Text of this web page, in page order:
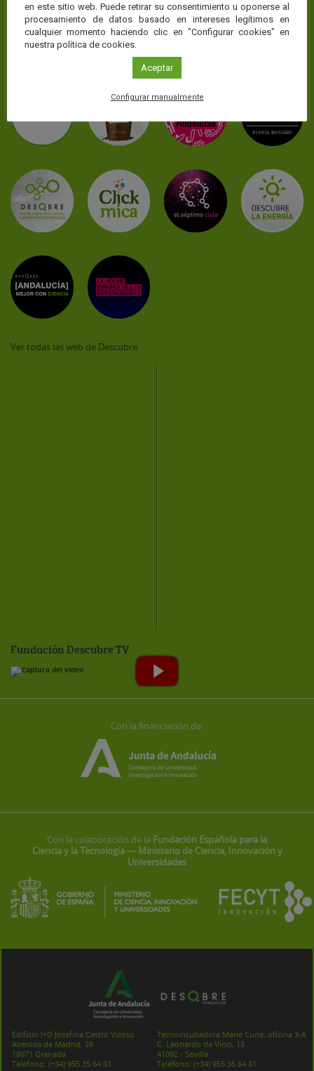
Web temáticas
La Fundación Descubre te ofrece toda la actualidad sobre ciencia y
conocimiento en CienciaDirecta, pero puedes profundizar en el área
de conocimiento que más te interese visitando nuestros portales
Ver todas las web de Descubre
Fundación Descubre TV
Con la financiación de:
Con la colaboración de la Fundación Española para la
Ciencia y la Tecnología — Ministerio de Ciencia, Innovación y
Universidades
Edificio I+D Josefina Castro Vizoso
Avenida de Madrid, 28
18071 Granada
Teléfono: (+34) 955 35 64 81
Tecnoincubadora Marie Curie, oficina 3-A
C. Leonardo da Vinci, 18
41092 - Sevilla
Teléfono: (+34) 955 35 64 81
en este sitio web. Puede retirar su consentimiento u oponerse al
procesamiento de datos basado en intereses legítimos en
cualquier momento haciendo clic en "Configurar cookies" en
nuestra política de cookies.
Aceptar
Configurar manualmente